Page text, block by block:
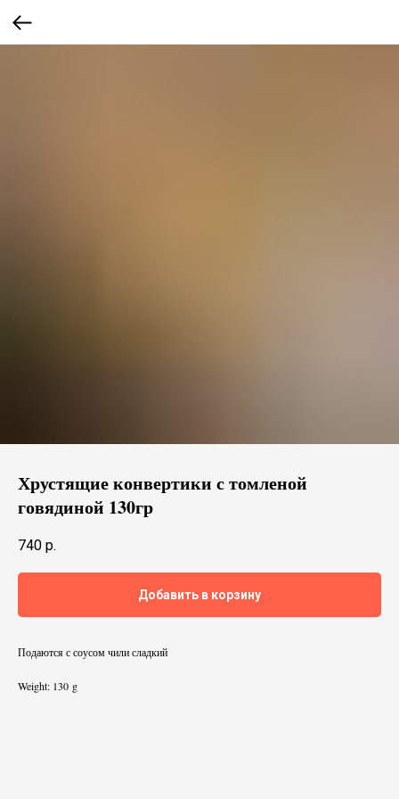
Хрустящие конвертики с томленой
говядиной 130гр
740 р.
Добавить в корзину
Подаются с соусом чили сладкий
Weight: 130 g